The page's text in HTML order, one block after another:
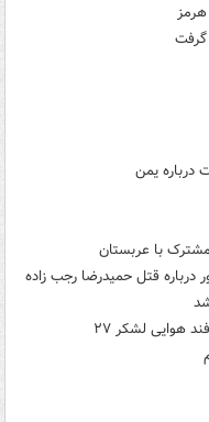
گرفت
درباره یمن
با عربستان
درباره قتل حمیدرضا رجب زاده
هوایی لشکر ۲۷